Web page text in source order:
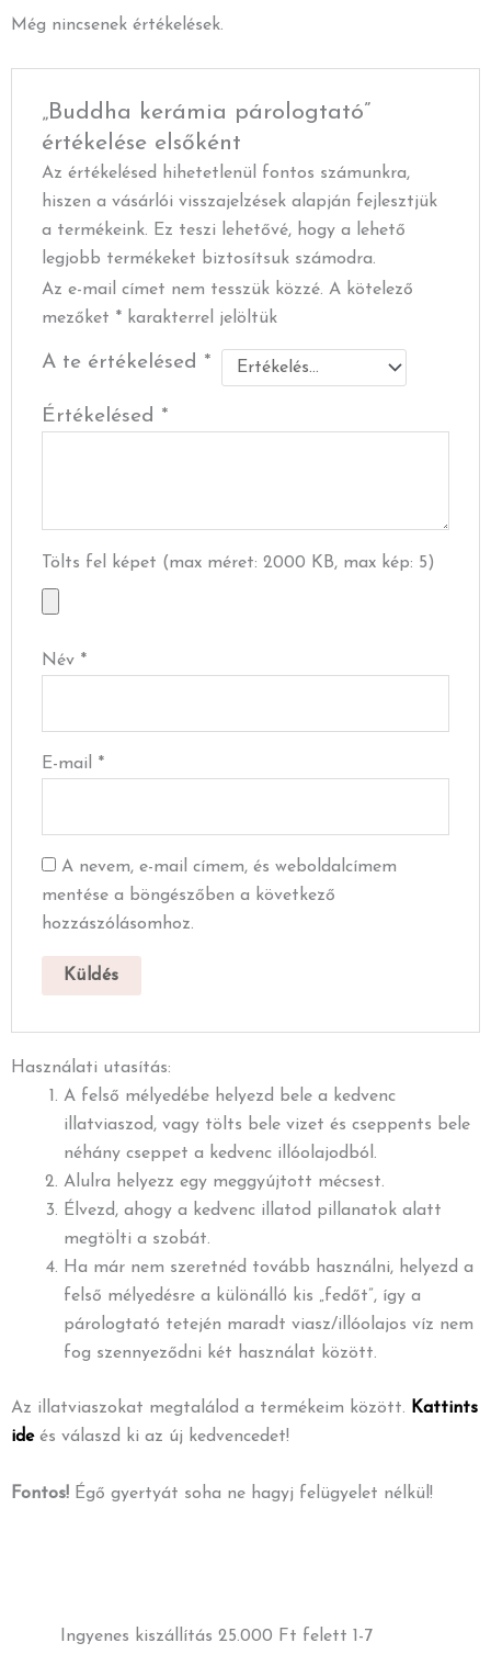
Még nincsenek értékelések.
„Buddha kerámia párologtató”
értékelése elsőként
Az értékelésed hihetetlenül fontos számunkra,
hiszen a vásárlói visszajelzések alapján fejlesztjük
a termékeink. Ez teszi lehetővé, hogy a lehető
legjobb termékeket biztosítsuk számodra.
Az e-mail címet nem tesszük közzé. A kötelező
mezőket *karakterrel jelöltük
A te értékelésed *
Értékelésed *
Tölts fel képet (max méret: 2000 KB, max kép: 5)
Név *
E-mail *
A nevem, e-mail címem, és weboldalcímem
mentése a böngészőben a következő
hozzászólásomhoz.
Használati utasítás:
A felső mélyedébe helyezd bele a kedvenc
illatviaszod, vagy tölts bele vizet és cseppents bele
néhány cseppet a kedvenc illóolajodból.
Alulra helyezz egy meggyújtott mécsest.
Élvezd, ahogy a kedvenc illatod pillanatok alatt
megtölti a szobát.
Ha már nem szeretnéd tovább használni, helyezd a
felső mélyedésre a különálló kis „fedőt”, így a
párologtató tetején maradt viasz/illóolajos víz nem
fog szennyeződni két használat között.
Az illatviaszokat megtalálod a termékeim között. Kattints
ideés válaszd ki az új kedvencedet!
Fontos! Égő gyertyát soha ne hagyj felügyelet nélkül!
Ingyenes kiszállítás 25.000 Ft felett 1-7